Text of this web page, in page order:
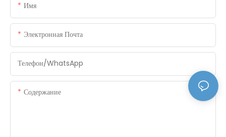
Имя
Электронная Почта
Телефон/WhatsApp
Содержание